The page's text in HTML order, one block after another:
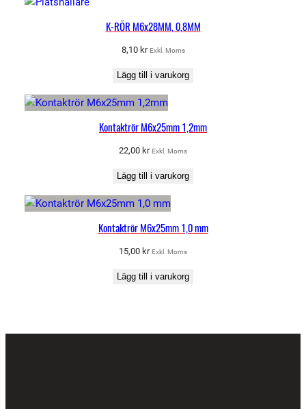
K-RÖR M6x28MM, 0,8MM
8,10 kr Exkl. Moms
Lägg till i varukorg
Kontaktrör M6x25mm 1,2mm
22,00 kr Exkl. Moms
Lägg till i varukorg
Kontaktrör M6x25mm 1,0 mm
15,00 kr Exkl. Moms
Lägg till i varukorg